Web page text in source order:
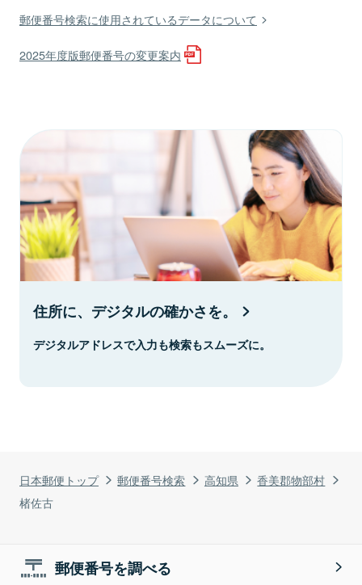
日本郵便トップ 郵便番号検索 高知県
香美郡物部村
楮佐古
郵便番号検索に使用されているデータについて
2025年度版郵便番号の変更案内
住所に、デジタルの確かさを。
デジタルアドレスで入力も検索もスムーズに。
郵便番号を調べる